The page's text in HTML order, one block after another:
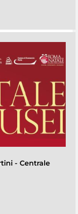
- Centrale